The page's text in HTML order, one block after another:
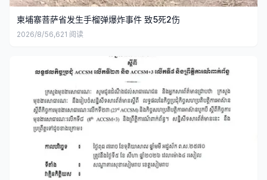
柬埔寨菩萨省发生手榴弹爆炸事件 致5死2伤
2026/8/56,621 阅读